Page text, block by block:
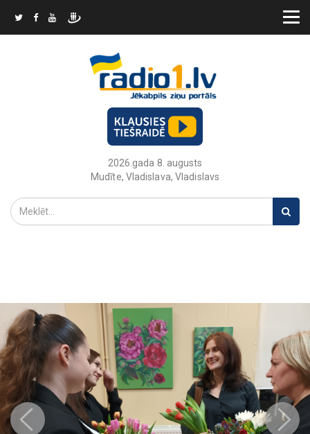
2026.gada 8. augusts
Mudīte, Vladislava, Vladislavs